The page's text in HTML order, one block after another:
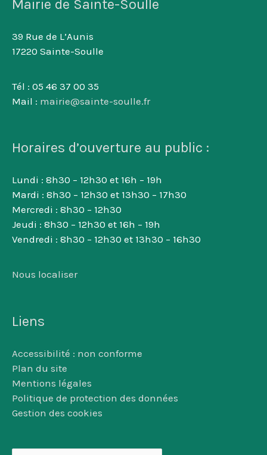
Mairie de Sainte-Soulle
39 Rue de L’Aunis
17220 Sainte-Soulle
Tél : 05 46 37 00 35
Mail : mairie@sainte-soulle.fr
Horaires d’ouverture au public :
Lundi : 8h30 – 12h30 et 16h – 19h
Mardi : 8h30 – 12h30 et 13h30 – 17h30
Mercredi : 8h30 – 12h30
Jeudi : 8h30 – 12h30 et 16h – 19h
Vendredi : 8h30 – 12h30 et 13h30 – 16h30
Nous localiser
Liens
Accessibilité : non conforme
Plan du site
Mentions légales
Politique de protection des données
Gestion des cookies